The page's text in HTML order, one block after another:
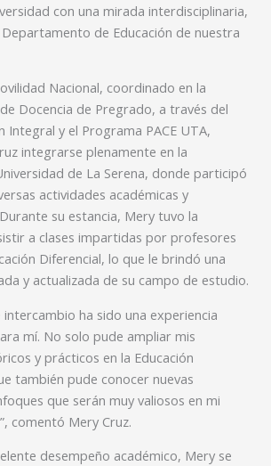
con una mirada interdisciplinaria,
de Educación de nuestra
Nacional, coordinado en la
Docencia de Pregrado, a través del
Integral y el Programa PACE UTA,
integrarse plenamente en la
de La Serena, donde participó
actividades académicas y
su estancia, Mery tuvo la
a clases impartidas por profesores
Diferencial, lo que le brindó una
y actualizada de su campo de estudio.
intercambio ha sido una experiencia
mí. No solo pude ampliar mis
y prácticos en la Educación
también pude conocer nuevas
que serán muy valiosos en mi
comentó Mery Cruz.
desempeño académico, Mery se